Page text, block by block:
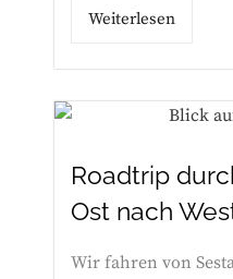
Weiterlesen
Roadtrip
Ost nach
Wir fahren von